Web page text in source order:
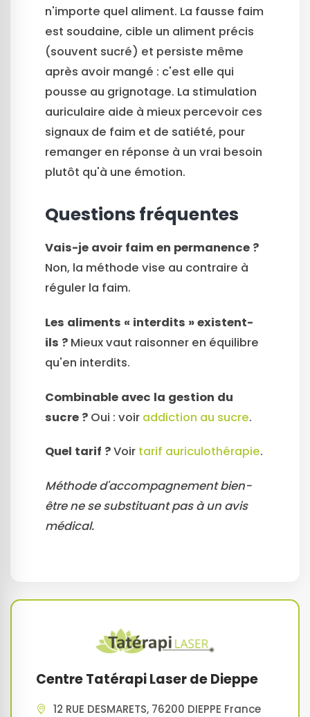
n'importe quel aliment. La fausse faim
est soudaine, cible un aliment précis
(souvent sucré) et persiste même
après avoir mangé : c'est elle qui
pousse au grignotage. La stimulation
auriculaire aide à mieux percevoir ces
signaux de faim et de satiété, pour
remanger en réponse à un vrai besoin
plutôt qu'à une émotion.
Questions fréquentes
Vais-je avoir faim en permanence ?
Non, la méthode vise au contraire à
réguler la faim.
Les aliments « interdits » existent-
ils ? Mieux vaut raisonner en équilibre
qu'en interdits.
Combinable avec la gestion du
sucre ? Oui : voir addiction au sucre.
Quel tarif ?Voir tarif auriculothérapie.
Méthode d'accompagnement bien-
être ne se substituant pas à un avis
médical.
Centre Tatérapi Laser de Dieppe
12 RUE DESMARETS, 76200 DIEPPE France